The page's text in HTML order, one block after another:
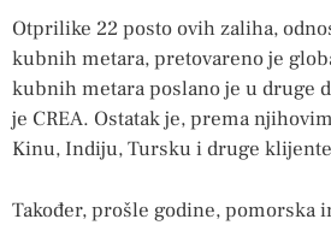
Otprilike 22 posto ovih zaliha,
kubnih metara, pretovareno je
kubnih metara poslano je u druge
je CREA. Ostatak je, prema
Kinu, Indiju, Tursku i druge
Također, prošle godine, pomorska